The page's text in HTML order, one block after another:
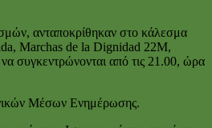
ανταποκρίθηκαν στο κάλεσμα
Marchas de la Dignidad 22M,
συγκεντρώνονται από τις 21.00, ώρα
Μέσων Ενημέρωσης.